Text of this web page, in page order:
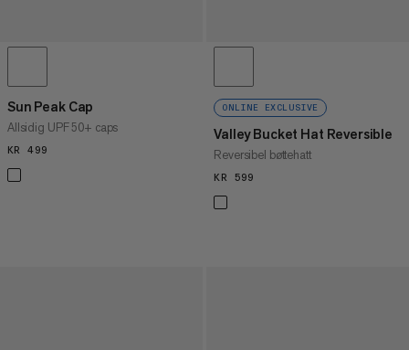
Sun Peak Cap
Allsidig UPF 50+ caps
KR 499
ONLINE EXCLUSIVE
Valley Bucket Hat Reversible
Reversibel bøttehatt
KR 599